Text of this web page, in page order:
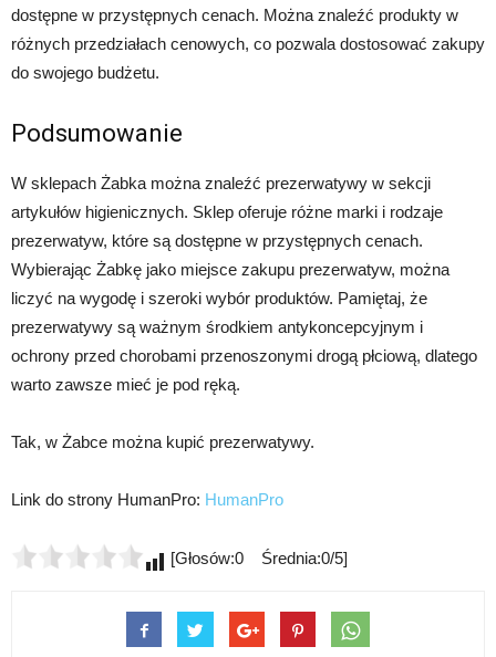
dostępne w przystępnych cenach. Można znaleźć produkty w
różnych przedziałach cenowych, co pozwala dostosować zakupy
do swojego budżetu.
Podsumowanie
W sklepach Żabka można znaleźć prezerwatywy w sekcji
artykułów higienicznych. Sklep oferuje różne marki i rodzaje
prezerwatyw, które są dostępne w przystępnych cenach.
Wybierając Żabkę jako miejsce zakupu prezerwatyw, można
liczyć na wygodę i szeroki wybór produktów. Pamiętaj, że
prezerwatywy są ważnym środkiem antykoncepcyjnym i
ochrony przed chorobami przenoszonymi drogą płciową, dlatego
warto zawsze mieć je pod ręką.
Tak, w Żabce można kupić prezerwatywy.
Link do strony HumanPro: HumanPro
[Głosów:0 Średnia:0/5]